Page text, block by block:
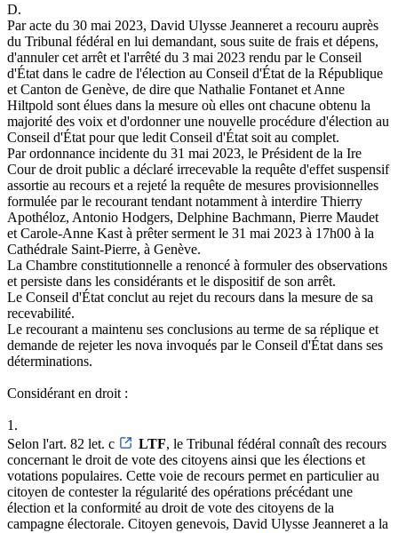
D.
Par acte du 30 mai 2023, David Ulysse Jeanneret a recouru auprès
du Tribunal fédéral en lui demandant, sous suite de frais et dépens,
d'annuler cet arrêt et l'arrêté du 3 mai 2023 rendu par le Conseil
d'État dans le cadre de l'élection au Conseil d'État de la République
et Canton de Genève, de dire que Nathalie Fontanet et Anne
Hiltpold sont élues dans la mesure où elles ont chacune obtenu la
majorité des voix et d'ordonner une nouvelle procédure d'élection au
Conseil d'État pour que ledit Conseil d'État soit au complet.
Par ordonnance incidente du 31 mai 2023, le Président de la Ire
Cour de droit public a déclaré irrecevable la requête d'effet suspensif
assortie au recours et a rejeté la requête de mesures provisionnelles
formulée par le recourant tendant notamment à interdire Thierry
Apothéloz, Antonio Hodgers, Delphine Bachmann, Pierre Maudet
et Carole-Anne Kast à prêter serment le 31 mai 2023 à 17h00 à la
Cathédrale Saint-Pierre, à Genève.
La Chambre constitutionnelle a renoncé à formuler des observations
et persiste dans les considérants et le dispositif de son arrêt.
Le Conseil d'État conclut au rejet du recours dans la mesure de sa
recevabilité.
Le recourant a maintenu ses conclusions au terme de sa réplique et
demande de rejeter les nova invoqués par le Conseil d'État dans ses
déterminations.
Considérant en droit :
1.
Selon l'art. 82 let. c
LTF, le Tribunal fédéral connaît des recours
concernant le droit de vote des citoyens ainsi que les élections et
votations populaires. Cette voie de recours permet en particulier au
citoyen de contester la régularité des opérations précédant une
élection et la conformité au droit de vote des citoyens de la
campagne électorale. Citoyen genevois, David Ulysse Jeanneret a la